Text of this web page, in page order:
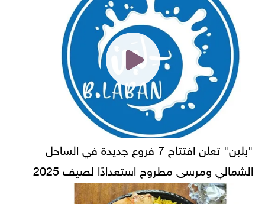
"بلبن" تعلن افتتاح 7 فروع جديدة في الساحل
الشمالي ومرسى مطروح استعدادًا لصيف 2025